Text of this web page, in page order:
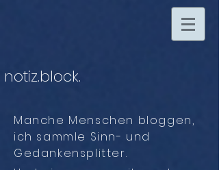
notiz.block.
Manche Menschen bloggen,
ich sammle Sinn- und
Gedankensplitter.